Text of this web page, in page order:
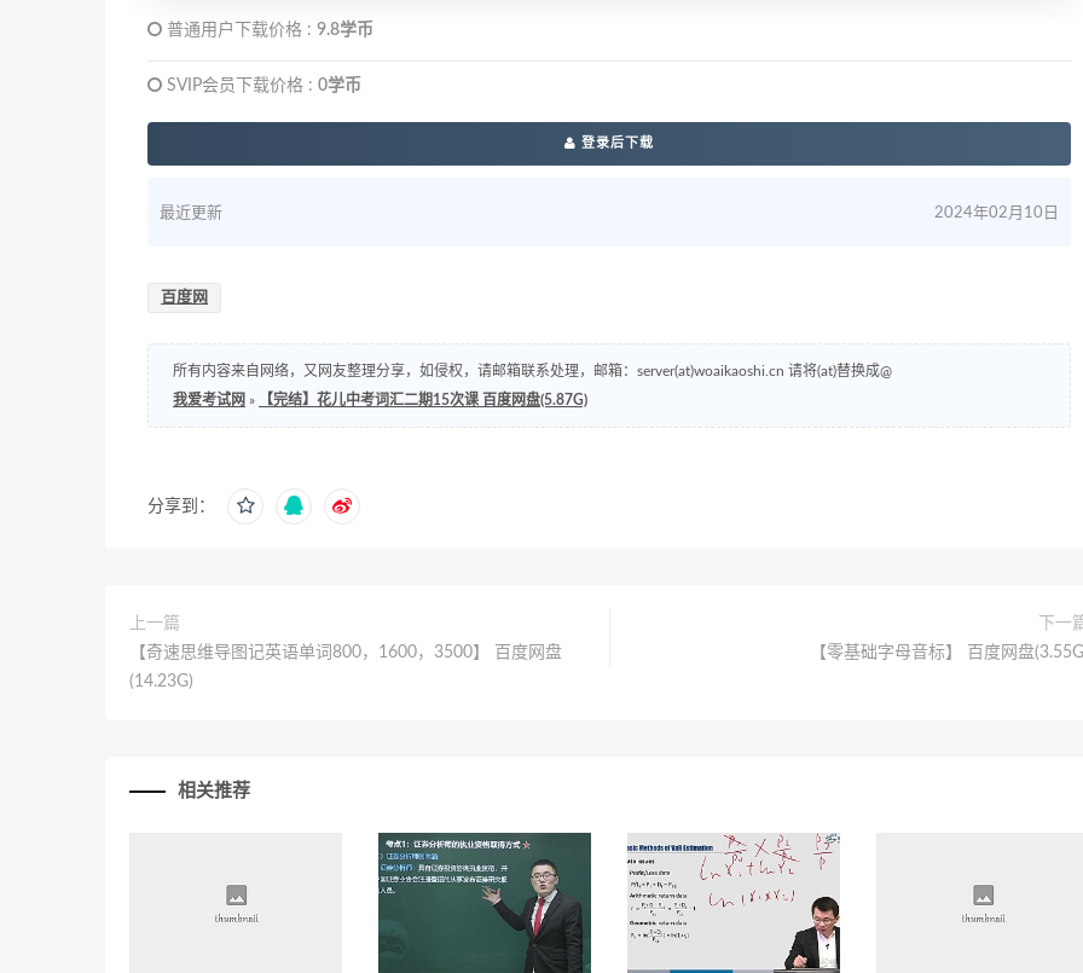
普通用户下载价格 : 9.8学币
SVIP会员下载价格 : 0学币
登录后下载
最近更新 2024年02月10日
百度网
所有内容来自网络，又网友整理分享，如侵权，请邮箱联系处理，邮箱：server(at)woaikaoshi.cn 请将(at)替换成@
我爱考试网 » 【完结】花儿中考词汇二期15次课 百度网盘(5.87G)
分享到：
上一篇
【奇速思维导图记英语单词800，1600，3500】 百度网盘
(14.23G)
下一
【零基础字母音标】 百度网盘
相关推荐